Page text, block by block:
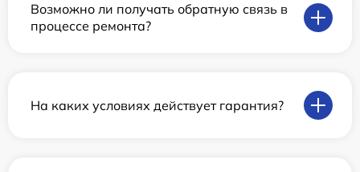
Возможно ли получать обратную связь в
процессе ремонта?
На каких условиях действует гарантия?